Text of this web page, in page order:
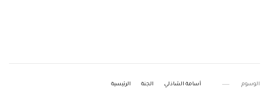
الوسوم أسامة الشاذلي الجنة الرئيسية